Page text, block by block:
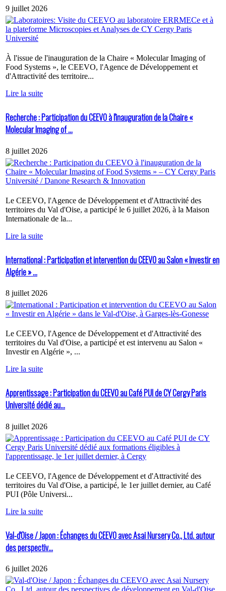
9 juillet 2026
À l'issue de l'inauguration de la Chaire « Molecular Imaging of
Food Systems », le CEEVO, l'Agence de Développement et
d'Attractivité des territoire...
Lire la suite
Recherche : Participation du CEEVO à l'inauguration de la Chaire «
Molecular Imaging of ...
8 juillet 2026
Le CEEVO, l'Agence de Développement et d'Attractivité des
territoires du Val d'Oise, a participé le 6 juillet 2026, à la Maison
Internationale de la...
Lire la suite
International : Participation et intervention du CEEVO au Salon « Investir en
Algérie » ...
8 juillet 2026
Le CEEVO, l'Agence de Développement et d'Attractivité des
territoires du Val d'Oise, a participé et est intervenu au Salon «
Investir en Algérie », ...
Lire la suite
Apprentissage : Participation du CEEVO au Café PUI de CY Cergy Paris
Université dédié au...
8 juillet 2026
Le CEEVO, l'Agence de Développement et d'Attractivité des
territoires du Val d'Oise, a participé, le 1er juillet dernier, au Café
PUI (Pôle Universi...
Lire la suite
Val-d'Oise / Japon : Échanges du CEEVO avec Asai Nursery Co., Ltd. autour
des perspectiv...
6 juillet 2026